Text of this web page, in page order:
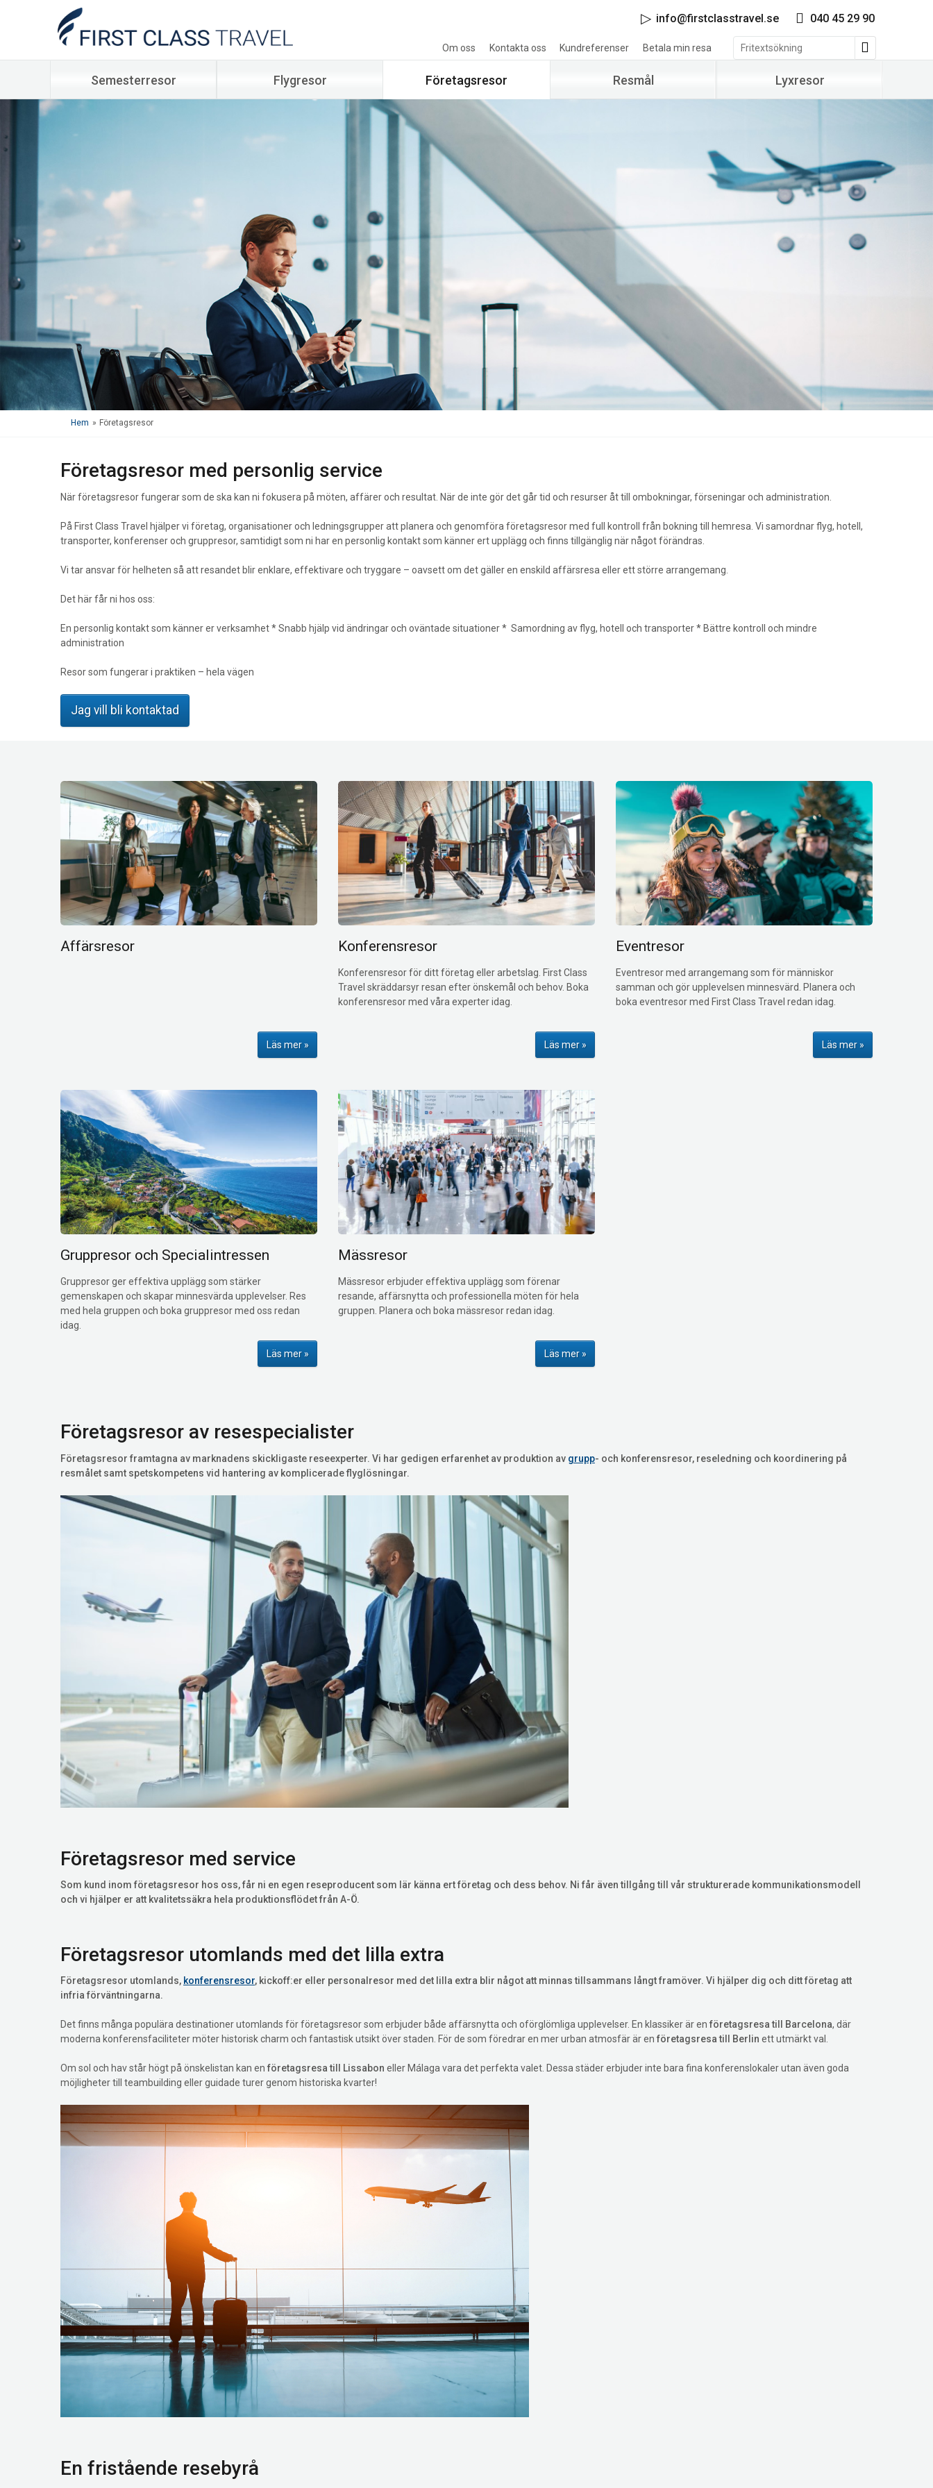
040 45 29 90
info@firstclasstravel.se
Om oss Kontakta oss Kundreferenser Betala min resa
Semesterresor Flygresor Företagsresor Resmål Lyxresor
Hem » Företagsresor
Företagsresor med personlig service
När företagsresor fungerar som de ska kan ni fokusera på möten, affärer och resultat. När de inte gör det går tid och resurser åt till ombokningar, förseningar och administration.
På First Class Travel hjälper vi företag, organisationer och ledningsgrupper att planera och genomföra företagsresor med full kontroll från bokning till hemresa. Vi samordnar flyg, hotell,
transporter, konferenser och gruppresor, samtidigt som ni har en personlig kontakt som känner ert upplägg och finns tillgänglig när något förändras.
Vi tar ansvar för helheten så att resandet blir enklare, effektivare och tryggare – oavsett om det gäller en enskild affärsresa eller ett större arrangemang.
Det här får ni hos oss:
En personlig kontakt som känner er verksamhet * Snabb hjälp vid ändringar och oväntade situationer * Samordning av flyg, hotell och transporter * Bättre kontroll och mindre
administration
Resor som fungerar i praktiken – hela vägen
Jag vill bli kontaktad
Affärsresor
Läs mer
Konferensresor
Konferensresor för ditt företag eller arbetslag. First Class
Travel skräddarsyr resan efter önskemål och behov. Boka
konferensresor med våra experter idag.
Läs mer
Eventresor
Eventresor med arrangemang som för människor
samman och gör upplevelsen minnesvärd. Planera och
boka eventresor med First Class Travel redan idag.
Läs mer
Gruppresor och Specialintressen
Gruppresor ger effektiva upplägg som stärker
gemenskapen och skapar minnesvärda upplevelser. Res
med hela gruppen och boka gruppresor med oss redan
idag.
Läs mer
Mässresor
Mässresor erbjuder effektiva upplägg som förenar
resande, affärsnytta och professionella möten för hela
gruppen. Planera och boka mässresor redan idag.
Läs mer
Företagsresor av resespecialister
Företagsresor framtagna av marknadens skickligaste reseexperter. Vi har gedigen erfarenhet av produktion av grupp- och konferensresor, reseledning och koordinering på
resmålet samt spetskompetens vid hantering av komplicerade flyglösningar.
Företagsresor med service
Som kund inom företagsresor hos oss, får ni en egen reseproducent som lär känna ert företag och dess behov. Ni får även tillgång till vår strukturerade kommunikationsmodell
och vi hjälper er att kvalitetssäkra hela produktionsflödet från A-Ö.
Företagsresor utomlands med det lilla extra
Företagsresor utomlands, konferensresor, kickoff:er eller personalresor med det lilla extra blir något att minnas tillsammans långt framöver. Vi hjälper dig och ditt företag att
infria förväntningarna.
Det finns många populära destinationer utomlands för företagsresor som erbjuder både affärsnytta och oförglömliga upplevelser. En klassiker är en företagsresa till Barcelona, där
moderna konferensfaciliteter möter historisk charm och fantastisk utsikt över staden. För de som föredrar en mer urban atmosfär är en företagsresa till Berlin ett utmärkt val.
Om sol och hav står högt på önskelistan kan en företagsresa till Lissabon eller Málaga vara det perfekta valet. Dessa städer erbjuder inte bara fina konferenslokaler utan även goda
möjligheter till teambuilding eller guidade turer genom historiska kvarter!
En fristående resebyrå